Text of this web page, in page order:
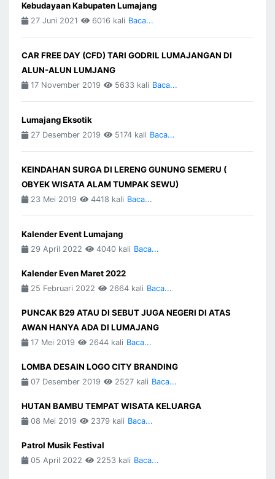
Kebudayaan Kabupaten Lumajang
27 Juni 2021 6016 kali Baca...
CAR FREE DAY (CFD) TARI GODRIL LUMAJANGAN DI
ALUN-ALUN LUMJANG
17 November 2019 5633 kali Baca...
Lumajang Eksotik
27 Desember 2019 5174 kali Baca...
KEINDAHAN SURGA DI LERENG GUNUNG SEMERU (
OBYEK WISATA ALAM TUMPAK SEWU)
23 Mei 2019 4418 kali Baca...
Kalender Event Lumajang
29 April 2022 4040 kali Baca...
Kalender Even Maret 2022
25 Februari 2022 2664 kali Baca...
PUNCAK B29 ATAU DI SEBUT JUGA NEGERI DI ATAS
AWAN HANYA ADA DI LUMAJANG
17 Mei 2019 2644 kali Baca...
LOMBA DESAIN LOGO CITY BRANDING
07 Desember 2019 2527 kali Baca...
HUTAN BAMBU TEMPAT WISATA KELUARGA
08 Mei 2019 2379 kali Baca...
Patrol Musik Festival
05 April 2022 2253 kali Baca...